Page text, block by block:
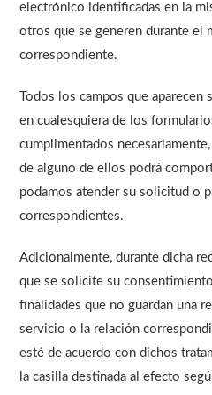
electrónico identificadas en la
otros que se generen durante el
correspondiente.
Todos los campos que
en cualesquiera de los
cumplimentados
de alguno de ellos podrá
podamos atender su solicitud o
correspondientes.
Adicionalmente, durante dicha
que se solicite su
finalidades que no guardan una
servicio o la relación
esté de acuerdo con dichos
la casilla destinada al efecto